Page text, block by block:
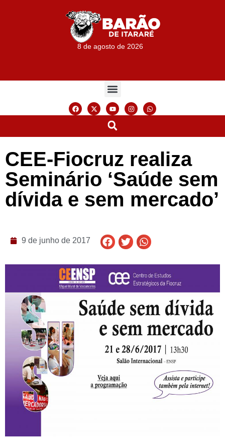
8 de agosto de 2026
CEE-Fiocruz realiza
Seminário ‘Saúde sem
dívida e sem mercado’
9 de junho de 2017